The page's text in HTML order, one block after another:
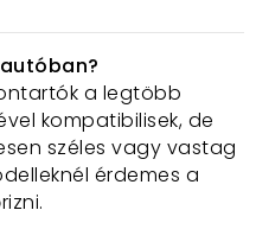
a legtöbb
kompatibilisek, de
széles vagy vastag
érdemes a